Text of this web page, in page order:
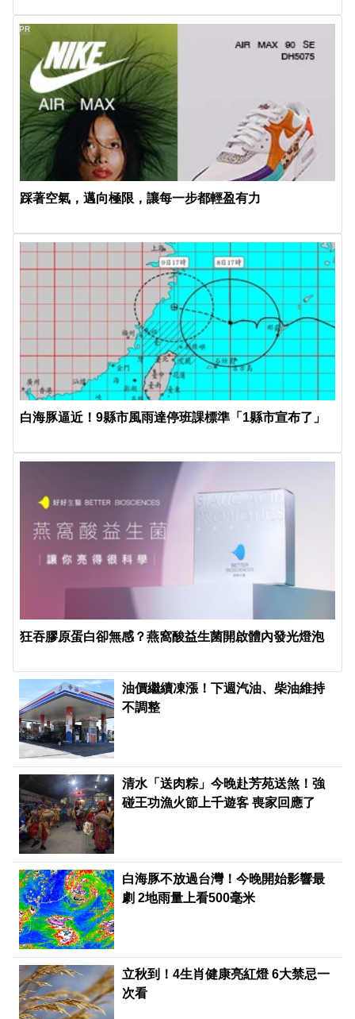
踩著空氣，邁向極限，讓每一步都輕盈有力
PR
白海豚逼近！9縣市風雨達停班課標準「1縣市宣布了」
狂吞膠原蛋白卻無感？燕窩酸益生菌開啟體內發光燈泡
油價繼續凍漲！下週汽油、柴油維持
不調整
清水「送肉粽」今晚赴芳苑送煞！強
碰王功漁火節上千遊客 喪家回應了
白海豚不放過台灣！今晚開始影響最
劇 2地雨量上看500毫米
立秋到！4生肖健康亮紅燈 6大禁忌一
次看